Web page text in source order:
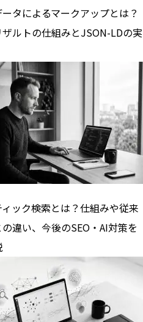
タによるマークアップとは？
ザルトの仕組みとJSON-LDの実
ック検索とは？仕組みや従来
違い、今後のSEO・AI対策を